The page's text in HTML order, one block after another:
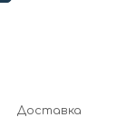
Доставка